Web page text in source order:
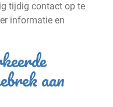
tijdig contact op te
informatie en
aan